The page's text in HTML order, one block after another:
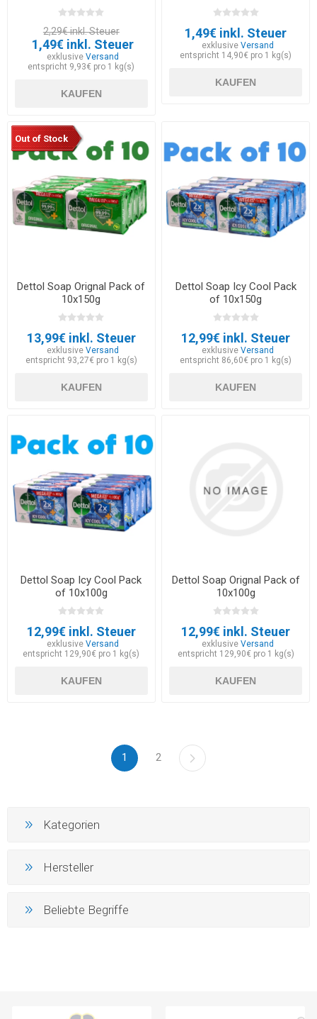
2,29€ inkl. Steuer
1,49€ inkl. Steuer
exklusiveVersand
entspricht 9,93€ pro 1 kg(s)
KAUFEN
1,49€ inkl. Steuer
exklusive Versand
entspricht 14,90€ pro 1 kg(s)
KAUFEN
Out of Stock
Dettol Soap Orignal Pack of
10x150g
13,99€ inkl. Steuer
exklusiveVersand
entspricht 93,27€ pro 1 kg(s)
KAUFEN
Dettol Soap Icy Cool Pack
of 10x150g
12,99€ inkl. Steuer
exklusive Versand
entspricht 86,60€ pro 1 kg(s)
KAUFEN
Dettol Soap Icy Cool Pack
of 10x100g
12,99€ inkl. Steuer
exklusiveVersand
entspricht 129,90€ pro 1 kg(s)
KAUFEN
Dettol Soap Orignal Pack of
10x100g
12,99€ inkl. Steuer
exklusive Versand
entspricht 129,90€ pro 1 kg(s)
KAUFEN
1 2
Kategorien
Hersteller
Beliebte Begriffe